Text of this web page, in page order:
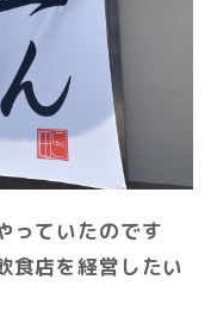
っていたのです
食店を経営したい